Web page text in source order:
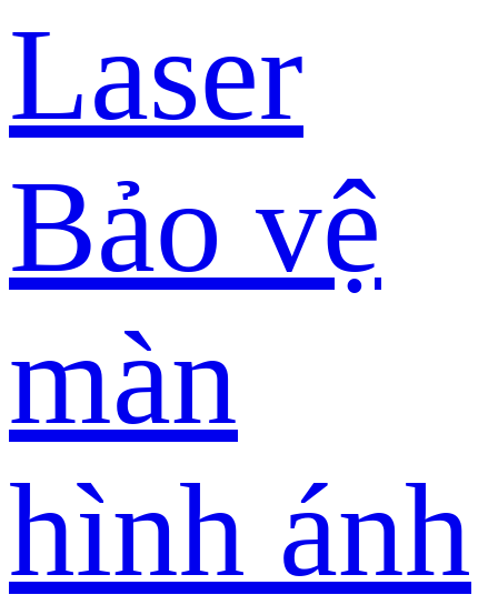
Laser
Bảo vệ
màn
hình ánh